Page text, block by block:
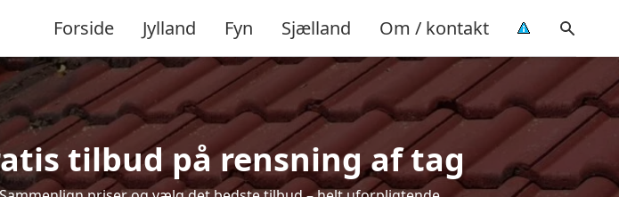
Forside Jylland Fyn Sjælland Om / kontakt
tilbud på rensning af tag